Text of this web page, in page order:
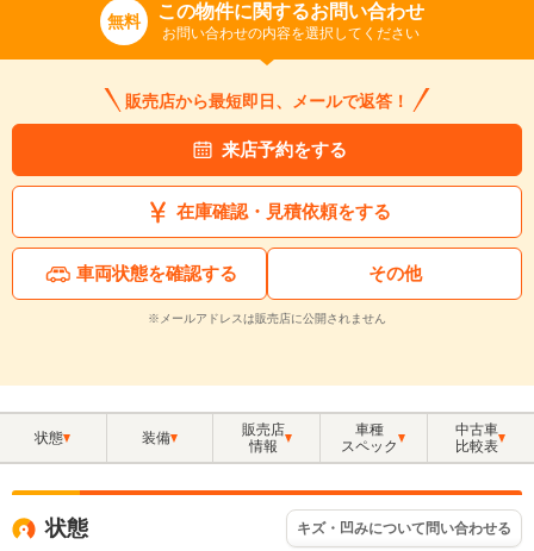
無料 この物件に関するお問い合わせ
お問い合わせの内容を選択してください
販売店から最短即日、メールで返答！
来店予約をする
在庫確認・見積依頼をする
車両状態を確認する その他
※メールアドレスは販売店に公開されません
状態 装備
販売店
情報
車種
スペック
中古車
比較表
状態 キズ・凹みについて問い合わせる